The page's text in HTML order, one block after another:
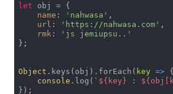
let obj = {
name : 'nahwasa' ,
url : 'https://nahwasa.com' ,
rmk :
'js jemiupsu..'
};
Object .keys(obj).forEach( key => {
console .log( ` ${key} :